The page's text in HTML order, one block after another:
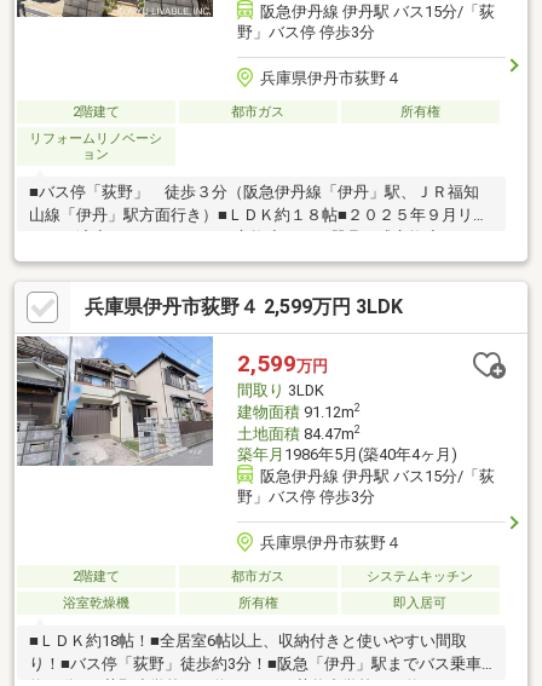
阪急伊丹線 伊丹駅 バス15分/「荻
野」バス停 停歩3分
兵庫県伊丹市荻野４
2階建て 都市ガス
所有権
リフォームリノベーシ
ョン
■バス停「荻野」 徒歩３分（阪急伊丹線「伊丹」駅、ＪＲ福知
山線「伊丹」駅方面行き）■ＬＤＫ約１８帖■２０２５年９月リフ
張替え◇ハウスクリーニング■物件の詳細及び内覧希望のお問い
合わせにつきましては担当までお願いいたします。（フリーコー
ル ０１２０－９１９－９３０）
兵庫県伊丹市荻野４ 2,599万円 3LDK
2,599万円
間取り 3LDK
建物面積91.12m2
土地面積84.47m2
築年月 1986年5月(築40年4ヶ月)
阪急伊丹線 伊丹駅 バス15分/「荻
野」バス停 停歩3分
兵庫県伊丹市荻野４
2階建て 都市ガス
システムキッチン
浴室乾燥機
所有権 即入居可
■ＬＤＫ約18帖！■全居室6帖以上、収納付きと使いやすい間取
り！■バス停「荻野」徒歩約3分！■阪急「伊丹」駅までバス乗車